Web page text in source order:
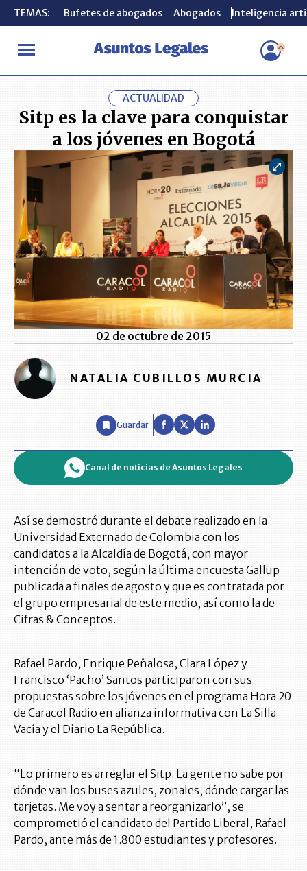
TEMAS: Bufetes de abogados Abogados Inteligencia
INICIO ACTUALIDAD Sitp es la clave para conquistar a los
TEMAS: Bufetes de abogados Abogados Inteligencia
ACTUALIDAD
Sitp es la clave para conquistar
a los jóvenes en Bogotá
02 de octubre de 2015
NATALIA CUBILLOS MURCIA
Guardar
Canal de noticias de Asuntos Legales
Así se demostró durante el debate realizado en la
Universidad Externado de Colombia con los
candidatos a la Alcaldía de Bogotá, con mayor
intención de voto, según la última encuesta Gallup
publicada a finales de agosto y que es contratada por
el grupo empresarial de este medio, así como la de
Cifras & Conceptos.
Rafael Pardo, Enrique Peñalosa, Clara López y
Francisco ‘Pacho’ Santos participaron con sus
propuestas sobre los jóvenes en el programa Hora 20
de Caracol Radio en alianza informativa con La Silla
Vacía y el Diario La República.
“Lo primero es arreglar el Sitp. La gente no sabe por
dónde van los buses azules, zonales, dónde cargar las
tarjetas. Me voy a sentar a reorganizarlo”, se
comprometió el candidato del Partido Liberal, Rafael
Pardo, ante más de 1.800 estudiantes y profesores.